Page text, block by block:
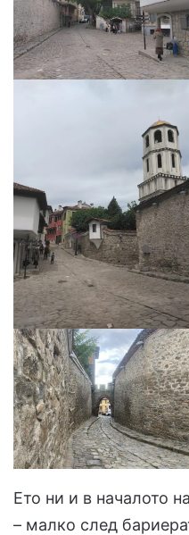
Ето ни и в началото
– малко след